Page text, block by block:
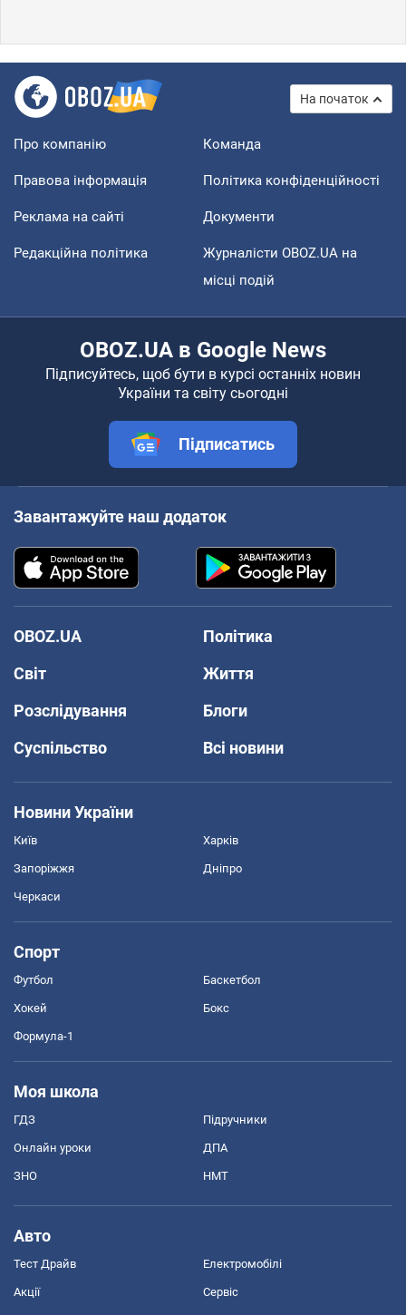
На початок
Про компанію Команда
Правова інформація Політика конфіденційності
Реклама на сайті Документи
Редакційна політика
Журналісти OBOZ.UA на
місці подій
OBOZ.UA в Google News
Підписуйтесь, щоб бути в курсі останніх новин
України та світу сьогодні
Підписатись
Завантажуйте наш додаток
OBOZ.UA
Політика
Світ
Життя
Розслідування
Блоги
Суспільство
Всі новини
Новини України
Київ Харків
Запоріжжя Дніпро
Черкаси
Спорт
Футбол Баскетбол
Хокей Бокс
Формула-1
Моя школа
ГДЗ Підручники
Онлайн уроки ДПА
ЗНО НМТ
Авто
Тест Драйв Електромобілі
Акції Сервіс